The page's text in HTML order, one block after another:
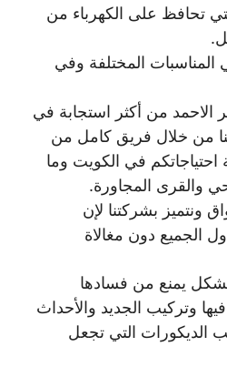
تحافظ على الكهرباء من
المناسبات المختلفة وفي
الاحمد من أكثر استجابة في
من خلال فريق كامل من
احتياجاتكم في الكويت وما
والقرى المجاورة.
ونتميز بشركتنا لإن
الجميع دون مغالاة
بشكل يمنع من فسادها
وتركيب الجديد والأحداث
الديكورات التي تجعل